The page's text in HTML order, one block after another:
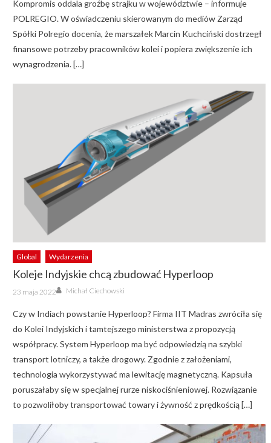
Kompromis oddala groźbę strajku w województwie – informuje
POLREGIO. W oświadczeniu skierowanym do mediów Zarząd
Spółki Polregio docenia, że marszałek Marcin Kuchciński dostrzegł
finansowe potrzeby pracowników kolei i popiera zwiększenie ich
wynagrodzenia. […]
Global Wydarzenia
Koleje Indyjskie chcą zbudować Hyperloop
Posted
on
23 maja 2022 Author
Michał Ciechowski
Czy w Indiach powstanie Hyperloop? Firma IIT Madras zwróciła się
do Kolei Indyjskich i tamtejszego ministerstwa z propozycją
współpracy. System Hyperloop ma być odpowiedzią na szybki
transport lotniczy, a także drogowy. Zgodnie z założeniami,
technologia wykorzystywać ma lewitację magnetyczną. Kapsuła
poruszałaby się w specjalnej rurze niskociśnieniowej. Rozwiązanie
to pozwoliłoby transportować towary i żywność z prędkością […]